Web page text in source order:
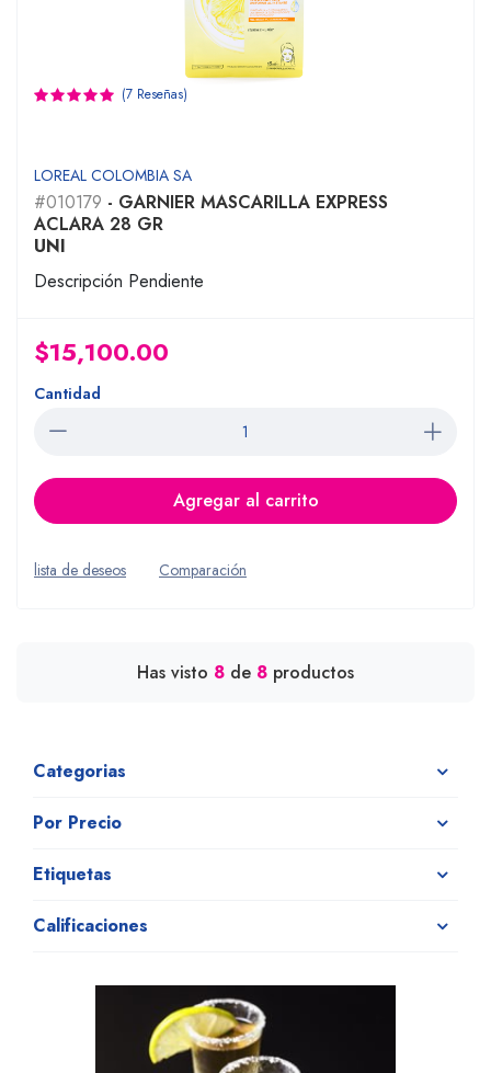
(7 Reseñas)
LOREAL COLOMBIA SA
#010179 - GARNIER MASCARILLA EXPRESS
ACLARA 28 GR
UNI
Descripción Pendiente
$15,100.00
Cantidad
Agregar al carrito
lista de deseos Comparación
Has visto 8 de 8 productos
Categorias
Por Precio
Etiquetas
Calificaciones